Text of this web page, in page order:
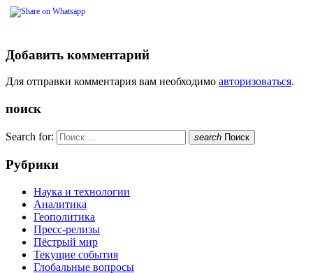
Добавить комментарий
Для отправки комментария вам необходимо авторизоваться.
поиск
Search for: search Поиск
Рубрики
Наука и технологии
Аналитика
Геополитика
Пресс-релизы
Пёстрый мир
Текущие события
Глобальные вопросы